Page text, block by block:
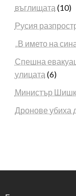
въглищата (10)
Русия
„В името на
Спешна
улицата (6)
Министър
Дронове убиха